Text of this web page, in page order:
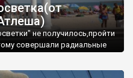
не получилось,пройти
совершали радиальные